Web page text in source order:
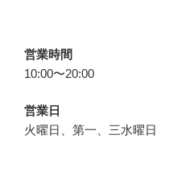
営業時間
10:00〜20:00
営業日
火曜日、第一、三水曜日